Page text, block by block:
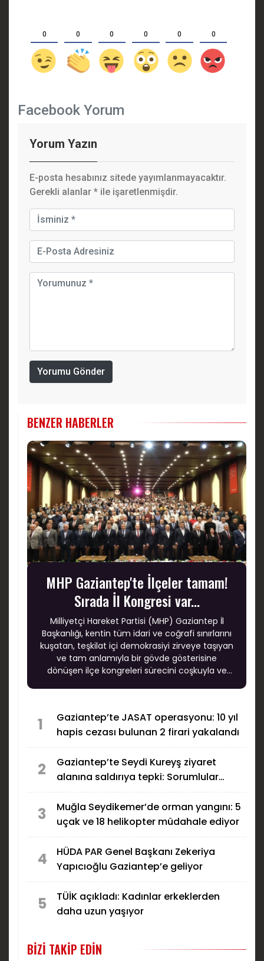
0 0 0 0 0 0
Facebook Yorum
Yorum Yazın
E-posta hesabınız sitede yayımlanmayacaktır.
Gerekli alanlar * ile işaretlenmişdir.
Yorumu Gönder
BENZER HABERLER
MHP Gaziantep'te İlçeler tamam!
Sırada İl Kongresi var...
Milliyetçi Hareket Partisi (MHP) Gaziantep İl
Başkanlığı, kentin tüm idari ve coğrafi sınırlarını
kuşatan, teşkilat içi demokrasiyi zirveye taşıyan
ve tam anlamıyla bir gövde gösterisine
dönüşen ilçe kongreleri sürecini coşkuyla ve
1
Gaziantep’te JASAT operasyonu: 10 yıl
hapis cezası bulunan 2 firari yakalandı
2
Gaziantep’te Seydi Kureyş ziyaret
alanına saldırıya tepki: Sorumlular
3
Muğla Seydikemer’de orman yangını: 5
uçak ve 18 helikopter müdahale ediyor
4
HÜDA PAR Genel Başkanı Zekeriya
Yapıcıoğlu Gaziantep’e geliyor
5
TÜİK açıkladı: Kadınlar erkeklerden
daha uzun yaşıyor
BIZI TAKIP EDIN